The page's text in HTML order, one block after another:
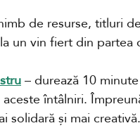
de resurse, titluri
un vin fiert din partea
– durează 10
întâlniri.
solidară și mai creativă.